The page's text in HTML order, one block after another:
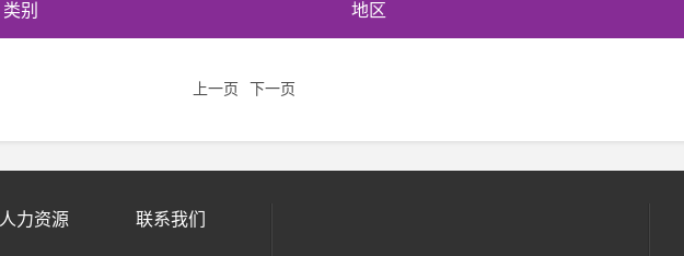
类别 地区
上一页 下一页
人力资源 联系我们